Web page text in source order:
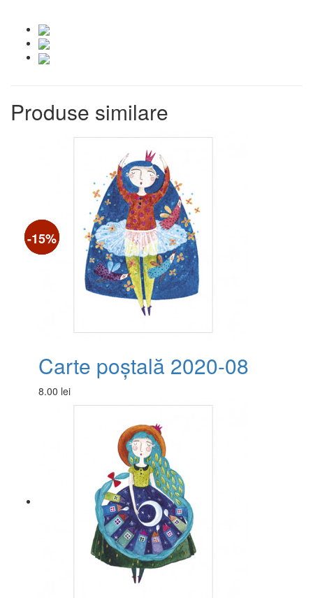
Produse similare
Carte poștală 2020-08
8.00 lei
-24%
-15%
-15%